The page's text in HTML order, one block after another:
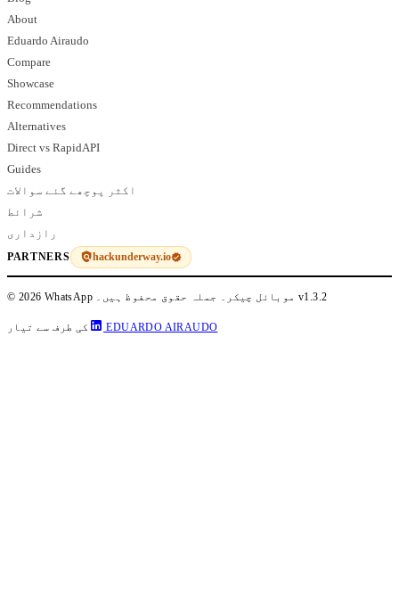
About
Eduardo Airaudo
Compare
Showcase
Recommendations
Alternatives
Direct vs RapidAPI
Guides
اکثر پوچھے گئے سوالات
شرائط
رازداری
PARTNERS hackunderway.io
© 2026 WhatsApp موبائل چیکر۔ جملہ حقوق محفوظ ہیں۔v1.3.2
کی طرف سے تیار EDUARDO AIRAUDO